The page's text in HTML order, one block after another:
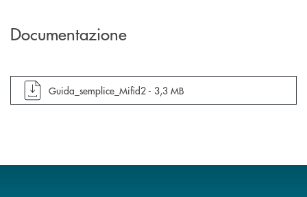
Documentazione
apre documento in una nuova finestra
Guida_semplice_Mifid2 - 3,3 MB